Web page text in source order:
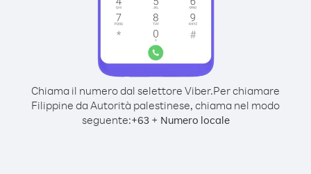
Chiama il numero dal selettore Viber.Per chiamare
Filippine da Autorità palestinese, chiama nel modo
seguente:+63+ Numero locale